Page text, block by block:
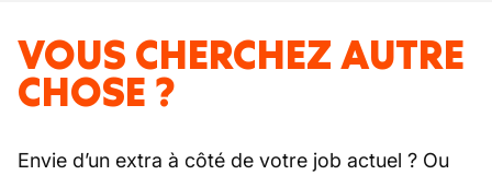
VOUS CHERCHEZ AUTRE
CHOSE ?
Envie d’un extra à côté de votre job actuel ? Ou